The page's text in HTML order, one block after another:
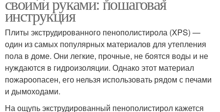
инструкция
Плиты экструдированного пенополистирола (XPS) —
один из самых популярных материалов для утепления
пола в доме. Они легкие, прочные, не боятся воды и не
нуждаются в гидроизоляции. Однако этот материал
пожароопасен, его нельзя использовать рядом с печами
и дымоходами.
На ощупь экструдированный пенополистирол кажется